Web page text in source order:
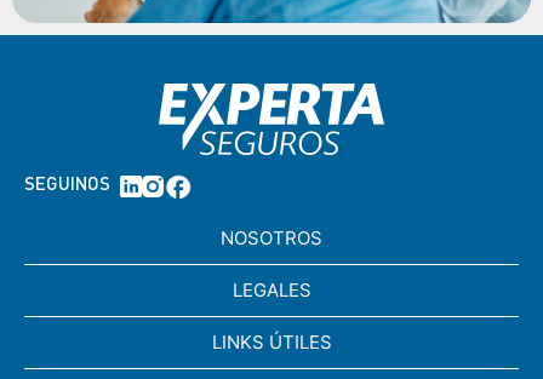
SEGUINOS
NOSOTROS
LEGALES
LINKS ÚTILES